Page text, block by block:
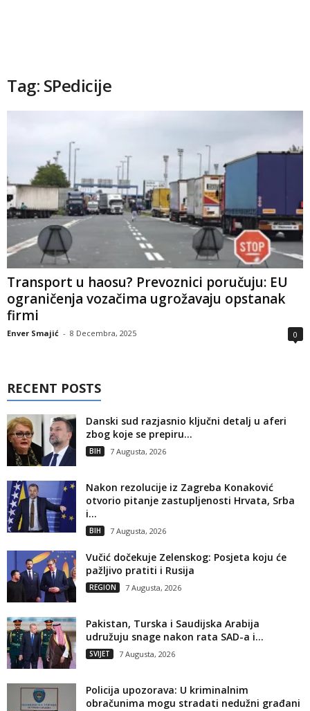
Tag: SPedicije
Transport u haosu? Prevoznici poručuju: EU
ograničenja vozačima ugrožavaju opstanak
firmi
Enver Smajić - 8 Decembra, 2025 0
RECENT POSTS
Danski sud razjasnio ključni detalj u aferi
zbog koje se prepiru...
BIH 7 Augusta, 2026
Nakon rezolucije iz Zagreba Konaković
otvorio pitanje zastupljenosti Hrvata, Srba
i...
BIH 7 Augusta, 2026
Vučić dočekuje Zelenskog: Posjeta koju će
pažljivo pratiti i Rusija
REGION 7 Augusta, 2026
Pakistan, Turska i Saudijska Arabija
udružuju snage nakon rata SAD-a i...
SVIJET 7 Augusta, 2026
Policija upozorava: U kriminalnim
obračunima mogu stradati nedužni građani